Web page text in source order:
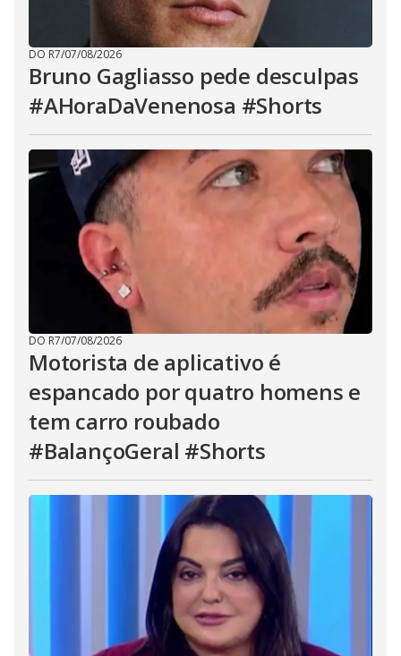
DO R7/07/08/2026
Bruno Gagliasso pede desculpas
#AHoraDaVenenosa #Shorts
DO R7/07/08/2026
Motorista de aplicativo é
espancado por quatro homens e
tem carro roubado
#BalançoGeral #Shorts